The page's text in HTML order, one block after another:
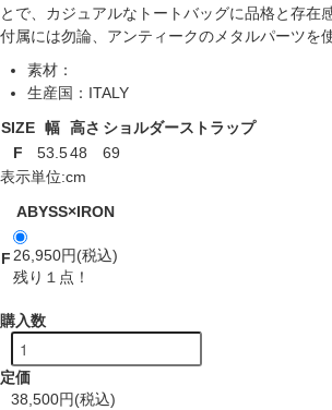
とで、カジュアルなトートバッグに品格と存在
付属には勿論、アンティークのメタルパーツを
素材 ：
生産国 ：ITALY
SIZE 幅 高さ ショルダーストラップ
F
53.548
69
表示単位:cm
ABYSS×IRON
F 26,950円(税込)
残り１点！
購入数
定価
38,500円(税込)